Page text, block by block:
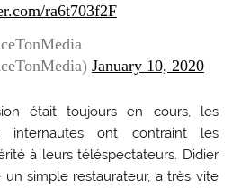
ra6t703f2F
January 10, 2020
était toujours en cours, les
internautes ont contraint les
à leurs téléspectateurs. Didier
simple restaurateur, a très vite